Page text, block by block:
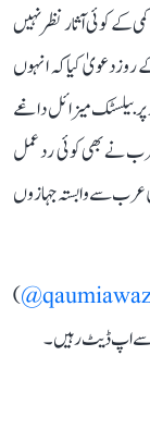
کے کوئی آثار نظر نہیں
دعویٰ کیا کہ انہوں
بیلسٹک میزائل داغے
نے بھی کوئی رد عمل
عرب سے وابستہ جہازوں
)
سے اپ ڈیٹ رہیں۔